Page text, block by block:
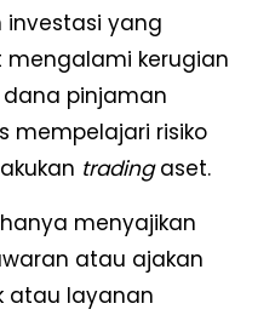
investasi yang
mengalami kerugian
pinjaman
mempelajari risiko
tradingaset.
menyajikan
atau ajakan
atau layanan